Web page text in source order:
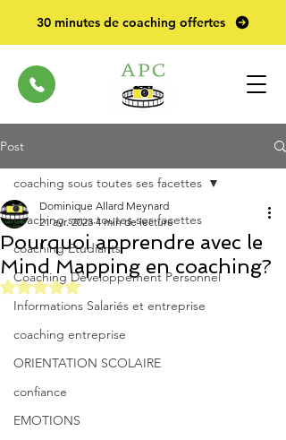
30 minutes de coaching offertes
Post
coaching sous toutes ses facettes
coaching Etudiants
Coaching Développement Personnel
Informations Salariés et entreprise
coaching entreprise
ORIENTATION SCOLAIRE
confiance
EMOTIONS
coaching sous toutes ses facettes
Pourquoi apprendre avec le
Mind Mapping en coaching?
Dominique Allard Meynard
21 avr. 2023 4 min de lecture
Noté NaN étoiles sur 5.